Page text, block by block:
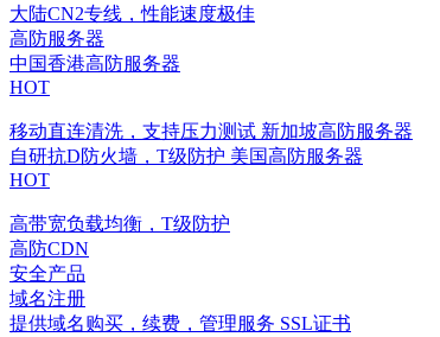
大陆CN2专线，性能速度极佳
高防服务器
中国香港高防服务器
HOT
移动直连清洗，支持压力测试 新加坡高防服务器
自研抗D防火墙，T级防护 美国高防服务器
HOT
高带宽负载均衡，T级防护
高防CDN
安全产品
域名注册
提供域名购买，续费，管理服务 SSL证书